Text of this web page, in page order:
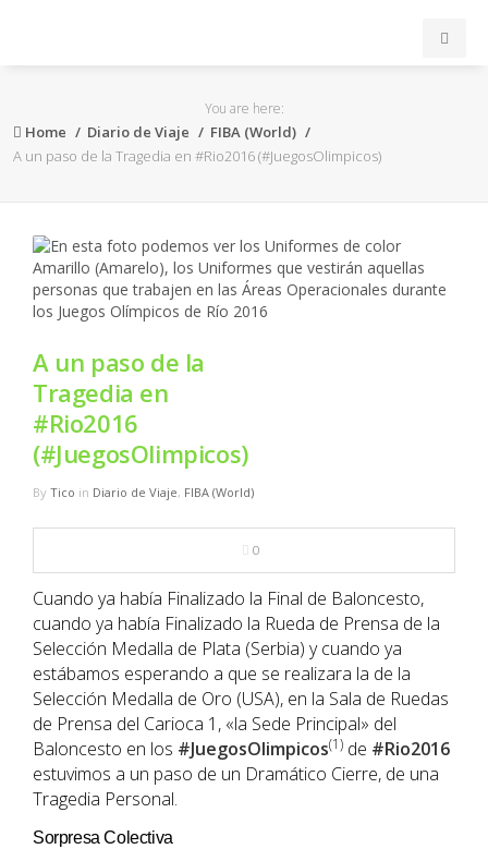
ACB
EuroLeague
FEB
OTROS
NBA
You are here:
Home Diario de Viaje
FIBA (World)
A un paso de la Tragedia en #Rio2016 (#JuegosOlimpicos)
A un paso de la
Tragedia en
#Rio2016
(#JuegosOlimpicos)
By Tico in Diario de Viaje, FIBA (World)
0
Cuando ya había Finalizado la Final de Baloncesto,
cuando ya había Finalizado la Rueda de Prensa de la
Selección Medalla de Plata (Serbia) y cuando ya
estábamos esperando a que se realizara la de la
Selección Medalla de Oro (USA), en la Sala de Ruedas
de Prensa del Carioca 1, «la Sede Principal» del
Baloncesto en los #JuegosOlimpicos(1) de #Rio2016
estuvimos a un paso de un Dramático Cierre, de una
Tragedia Personal.
Sorpresa Colectiva